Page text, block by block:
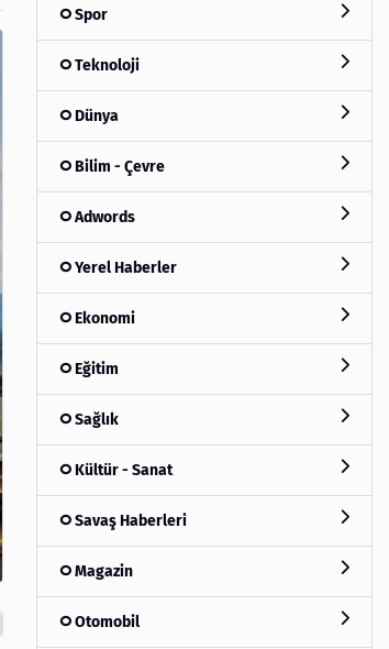
Spor
Teknoloji
Dünya
Bilim - Çevre
Adwords
Yerel Haberler
Ekonomi
Eğitim
Sağlık
Kültür - Sanat
Savaş Haberleri
Magazin
Otomobil